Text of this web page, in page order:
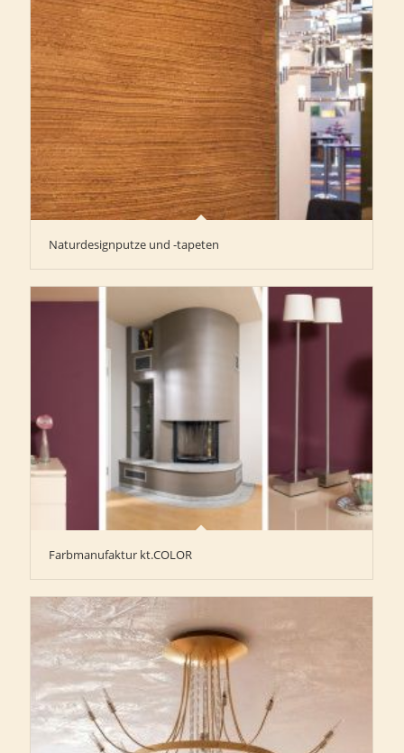
Naturdesignputze und -tapeten
Farbmanufaktur kt.COLOR